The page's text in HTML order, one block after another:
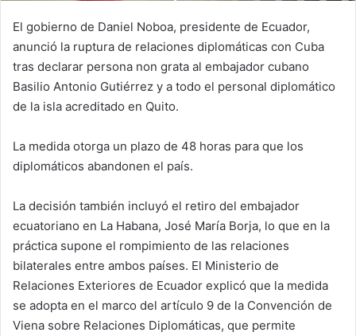
El gobierno de Daniel Noboa, presidente de Ecuador,
anunció la ruptura de relaciones diplomáticas con Cuba
tras declarar persona non grata al embajador cubano
Basilio Antonio Gutiérrez y a todo el personal diplomático
de la isla acreditado en Quito.
La medida otorga un plazo de 48 horas para que los
diplomáticos abandonen el país.
La decisión también incluyó el retiro del embajador
ecuatoriano en La Habana, José María Borja, lo que en la
práctica supone el rompimiento de las relaciones
bilaterales entre ambos países. El Ministerio de
Relaciones Exteriores de Ecuador explicó que la medida
se adopta en el marco del artículo 9 de la Convención de
Viena sobre Relaciones Diplomáticas, que permite